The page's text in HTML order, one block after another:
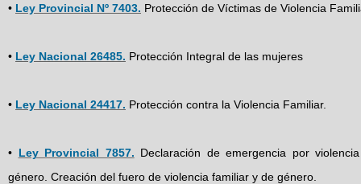
• Ley Provincial Nº 7403. Protección de Víctimas de Violencia
• Ley Nacional 26485. Protección Integral de las mujeres
• Ley Nacional 24417. Protección contra la Violencia Familiar.
• Ley Provincial 7857. Declaración de emergencia por
género. Creación del fuero de violencia familiar y de género.